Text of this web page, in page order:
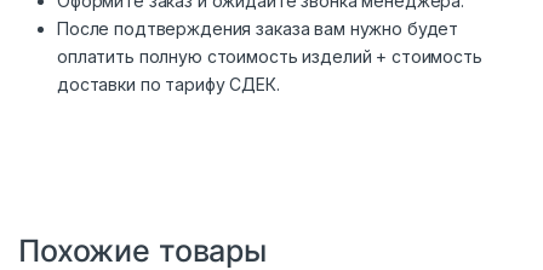
После подтверждения заказа вам нужно будет
оплатить полную стоимость изделий + стоимость
доставки по тарифу СДЕК.
Похожие товары